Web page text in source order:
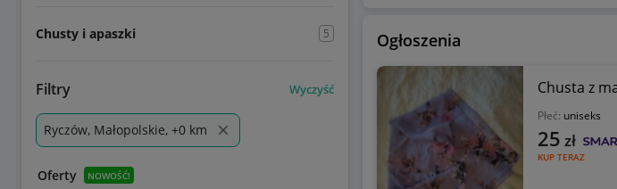
Chusty i apaszki 5
Filtry Wyczyść
Ryczów, Małopolskie, +0 km
Oferty NOWOŚĆ!
Ogłoszenia
Chusta z
Płeć: uniseks
KUP TERAZ
25 zł